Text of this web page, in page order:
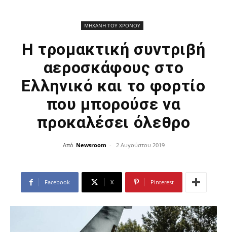
ΜΗΧΑΝΗ ΤΟΥ ΧΡΟΝΟΥ
Η τρομακτική συντριβή
αεροσκάφους στο
Ελληνικό και το φορτίο
που μπορούσε να
προκαλέσει όλεθρο
Από Newsroom - 2 Αυγούστου 2019
Facebook X Pinterest